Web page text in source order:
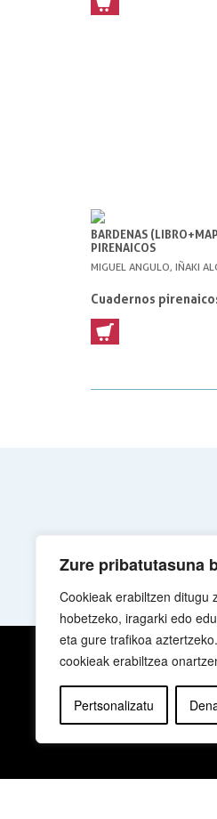
Zure pribatutasuna
Cookieak erabiltzen ditugu
hobetzeko, iragarki edo
eta gure trafikoa
cookieak erabiltzea
Pertsonalizatu
BARDENAS
PIRENAICOS
MIGUEL ANGULO, IÑAKI
Cuadernos